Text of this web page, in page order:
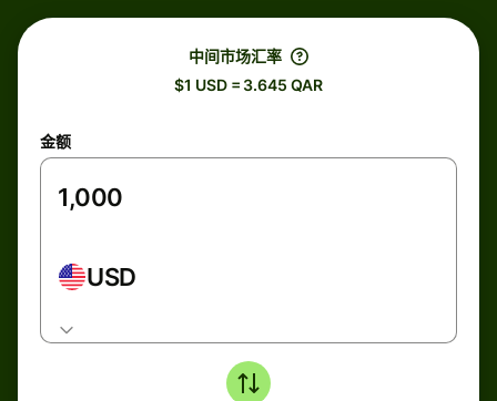
中间市场汇率
$1 USD = 3.645 QAR
金额
USD